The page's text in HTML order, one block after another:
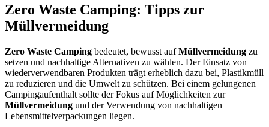
Zero Waste Camping: Tipps zur
Müllvermeidung
Zero Waste Camping bedeutet, bewusst aufMüllvermeidung zu
setzen und nachhaltige Alternativen zu wählen. Der Einsatz von
wiederverwendbaren Produkten trägt erheblich dazu bei, Plastikmüll
zu reduzieren und die Umwelt zu schützen. Bei einem gelungenen
Campingaufenthalt sollte der Fokus auf Möglichkeiten zur
Müllvermeidung und der Verwendung von nachhaltigen
Lebensmittelverpackungen liegen.